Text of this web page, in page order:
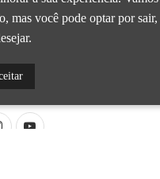
mas você pode optar por sair,